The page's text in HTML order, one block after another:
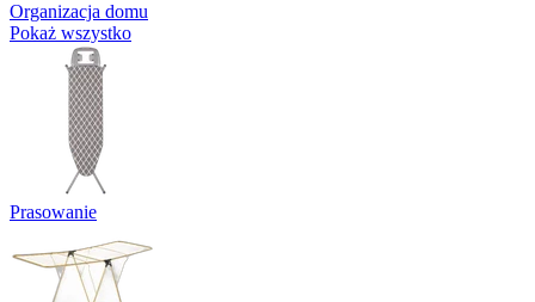
Organizacja domu
Pokaż wszystko
Prasowanie